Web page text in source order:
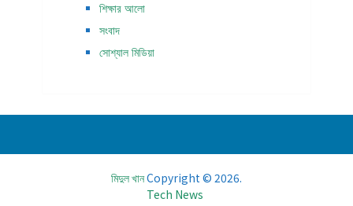
শিক্ষার আলো
সংবাদ
সোশ্যাল মিডিয়া
মিদুল খানCopyright © 2026.
Tech News